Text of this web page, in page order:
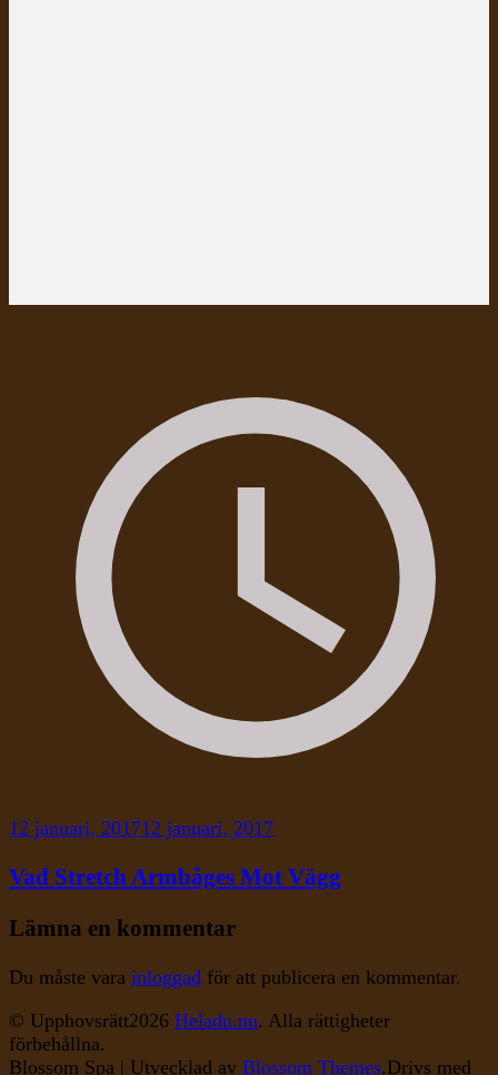
12 januari, 201712 januari, 2017
Vad Stretch Armbåges Mot Vägg
Lämna en kommentar
Du måste vara inloggad för att publicera en kommentar.
© Upphovsrätt2026 Heladu.nu. Alla rättigheter
förbehållna.
Blossom Spa | Utvecklad av Blossom Themes.Drivs med